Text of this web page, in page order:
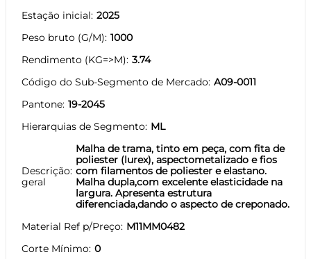
Estação inicial 2025
Peso bruto (G/M) 1000
Rendimento (KG=>M) 3.74
Código do Sub-Segmento de Mercado A09-0011
Pantone 19-2045
Hierarquias de Segmento ML
Descrição
geral
Malha de trama, tinto em peça, com fita de
poliester (lurex), aspectometalizado e fios
com filamentos de poliester e elastano.
Malha dupla,com excelente elasticidade na
largura. Apresenta estrutura
diferenciada,dando o aspecto de creponado.
Material Ref p/Preço M11MM0482
Corte Mínimo 0